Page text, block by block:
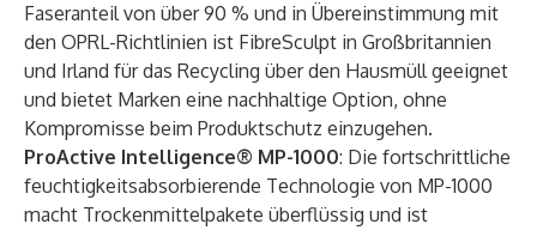
Faseranteil von über 90 % und in Übereinstimmung mit
den OPRL-Richtlinien ist FibreSculpt in Großbritannien
und Irland für das Recycling über den Hausmüll geeignet
und bietet Marken eine nachhaltige Option, ohne
Kompromisse beim Produktschutz einzugehen.
ProActive Intelligence® MP-1000: Die fortschrittliche
feuchtigkeitsabsorbierende Technologie von MP-1000
macht Trockenmittelpakete überflüssig und ist